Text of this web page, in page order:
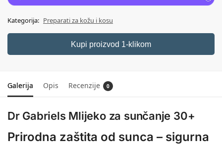
Kategorija: Preparati za kožu i kosu
Kupi proizvod 1-klikom
Galerija Opis Recenzije 0
Dr Gabriels Mlijeko za sunčanje 30+
Prirodna zaštita od sunca – sigurna